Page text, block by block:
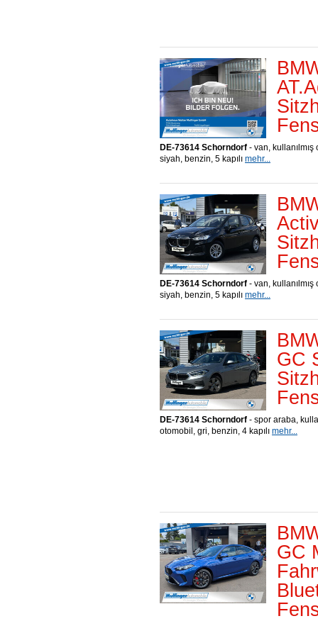
DE-73614 Schorndorf - van, kullanılmış
siyah, benzin, 5 kapılı mehr...
DE-73614 Schorndorf - van, kullanılmış
siyah, benzin, 5 kapılı mehr...
GC
DE-73614 Schorndorf - spor araba,
otomobil, gri, benzin, 4 kapılı mehr...
GC